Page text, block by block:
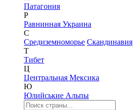
Патагония
Р
Равнинная Украина
С
Средиземноморье Скандинавия
Т
Тибет
Ц
Центральная Мексика
Ю
Юлийськие Альпы